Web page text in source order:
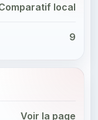
local
9
Voir la page